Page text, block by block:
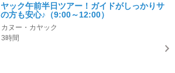
10台
ヤック午前半日ツアー！ガイドがしっかりサ
方も安心♪（9:00～12:00）
カヌー・カヤック
3時間